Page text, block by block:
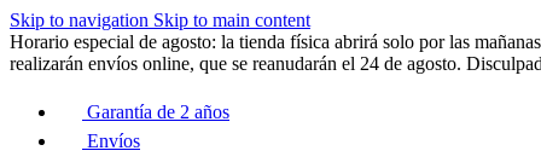
Skip to navigation Skip to main content
Horario especial de agosto: la tienda física abrirá solo por las
realizarán envíos online, que se reanudarán el 24 de agosto.
Garantía de 2 años
Envíos